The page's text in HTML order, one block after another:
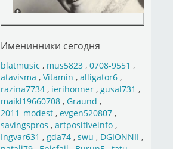
Именинники сегодня
blatmusic , mus5823, 0708-9551 ,
atavisma , Vitamin , alligator6,
razina7734, ierihonner, gusal731 ,
maikl19660708, Graund ,
2011_modest, evgen520807,
savingspros , artpositiveinfo,
Ingvar631 , gda74, swu , DGIONNII ,